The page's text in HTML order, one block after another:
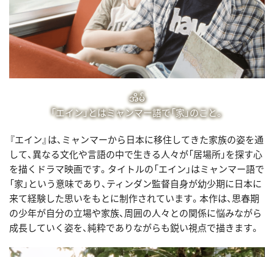
အိမ်
「エイン」とはミャンマー語で「家」のこと。
『エイン』は、ミャンマーから日本に移住してきた家族の姿を通
して、異なる文化や言語の中で生きる人々が「居場所」を探す心
を描くドラマ映画です。タイトルの「エイン」はミャンマー語で
「家」という意味であり、ティンダン監督自身が幼少期に日本に
来て経験した思いをもとに制作されています。本作は、思春期
の少年が自分の立場や家族、周囲の人々との関係に悩みながら
成長していく姿を、純粋でありながらも鋭い視点で描きます。